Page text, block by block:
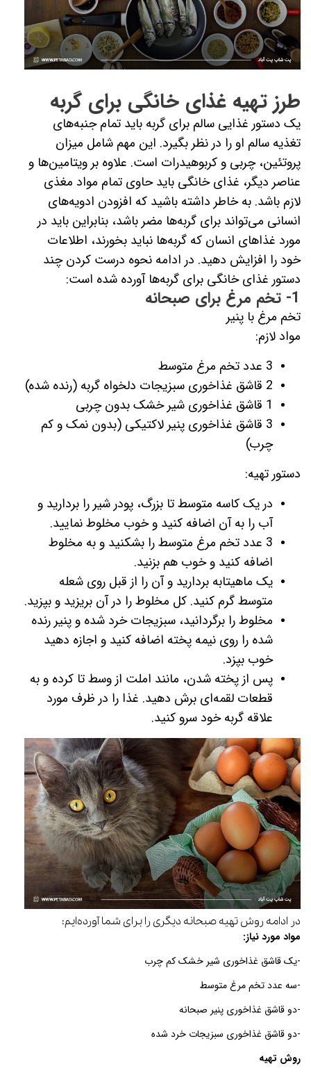
طرز تهیه غذای خانگی برای گربه
یک دستور غذایی سالم برای گربه باید تمام جنبه‌های
تغذیه سالم او را در نظر بگیرد. این مهم شامل میزان
پروتئین، چربی و کربوهیدرات است. علاوه بر ویتامین‌ها و
عناصر دیگر، غذای خانگی باید حاوی تمام مواد مغذی
لازم باشد. به خاطر داشته باشید که افزودن ادویه‌های
انسانی می‌تواند برای گربه‌ها مضر باشد، بنابراین باید در
مورد غذاهای انسان که گربه‌ها نباید بخورند، اطلاعات
خود را افزایش دهید. در ادامه نحوه درست کردن چند
دستور غذای خانگی برای گربه‌ها آورده شده است:
1- تخم مرغ برای صبحانه
تخم مرغ با پنیر
مواد لازم:
3 عدد تخم مرغ متوسط
2 قاشق غذاخوری سبزیجات دلخواه گربه (رنده شده)
1 قاشق غذاخوری شیر خشک بدون چربی
3 قاشق غذاخوری پنیر لاکتیکی (بدون نمک و کم
چرب)
دستور تهیه:
در یک کاسه متوسط ​​تا بزرگ، پودر شیر را بردارید و
آب را به آن اضافه کنید و خوب مخلوط نمایید.
3 عدد تخم مرغ متوسط ​​را بشکنید و به مخلوط
اضافه کنید و خوب هم بزنید.
یک ماهیتابه بردارید و آن را از قبل روی شعله
متوسط​​ گرم کنید. کل مخلوط را در آن بریزید و بپزید.
مخلوط را برگردانید، سبزیجات خرد شده و پنیر رنده
شده را روی نیمه پخته اضافه کنید و اجازه دهید
خوب بپزد.
پس از پخته شدن، مانند املت از وسط تا کرده و به
قطعات لقمه‌ای برش دهید. غذا را در ظرف مورد
علاقه گربه خود سرو کنید.
در ادامه روش تهیه صبحانه دیگری را برای شما آورده‌ایم:
مواد مورد نیاز:
-یک قاشق غذاخوری شیر خشک کم چرب
-سه عدد تخم مرغ متوسط
-دو قاشق غذاخوری پنیر صبحانه
-دو قاشق غذاخوری سبزیجات خرد شده
روش تهیه